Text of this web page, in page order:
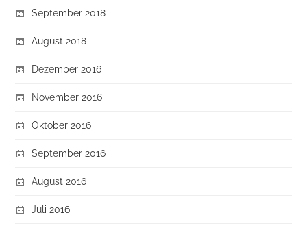
September 2018
August 2018
Dezember 2016
November 2016
Oktober 2016
September 2016
August 2016
Juli 2016